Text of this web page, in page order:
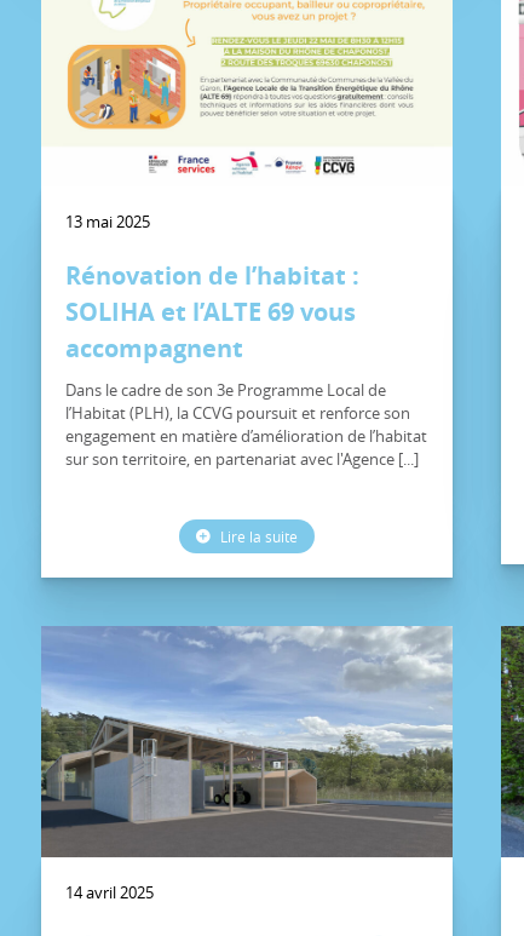
13 mai 2025
Rénovation de l’habitat :
SOLIHA et l’ALTE 69 vous
accompagnent
Dans le cadre de son 3e Programme Local de
l’Habitat (PLH), la CCVG poursuit et renforce son
engagement en matière d’amélioration de l’habitat
sur son territoire, en partenariat avec l'Agence [...]
Lire la suite
14 avril 2025